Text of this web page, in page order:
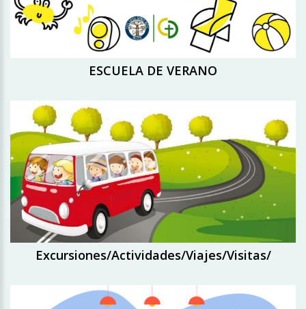
ESCUELA DE VERANO
Excursiones/Actividades/Viajes/Visitas/